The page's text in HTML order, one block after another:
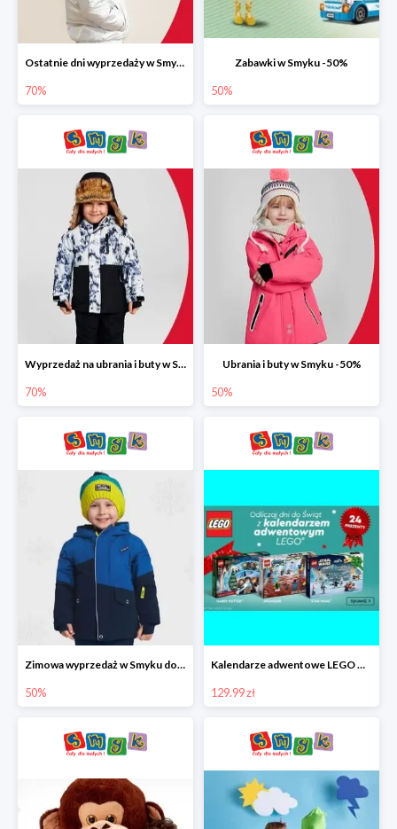
Ostatnie dni wyprzedaży w Smyku do -70%
70%
Zabawki w Smyku -50%
50%
Wyprzedaż na ubrania i buty w Smyku do -70%
70%
Ubrania i buty w Smyku -50%
50%
Zimowa wyprzedaż w Smyku do -50%
50%
Kalendarze adwentowe LEGO w Smyku w super cenie
129.99 zł